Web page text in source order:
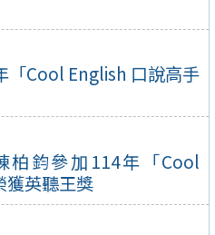
「Cool English 口說高手
柏鈞參加114年「Cool
獲英聽王獎